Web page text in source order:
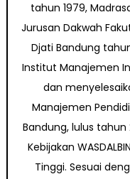
tahun 1979,
Jurusan Dakwah
Djati Bandung
Institut Manajemen
dan
Manajemen
Bandung, lulus tahun
Kebijakan
Tinggi. Sesuai